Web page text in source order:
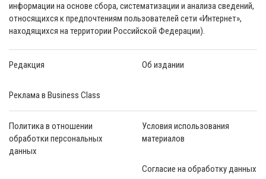
информации на основе сбора, систематизации и анализа сведений,
относящихся к предпочтениям пользователей сети «Интернет»,
находящихся на территории Российской Федерации).
Редакция Об издании
Реклама в Business Class
Политика в отношении
обработки персональных
данных
Условия использования
материалов
Согласие на обработку данных